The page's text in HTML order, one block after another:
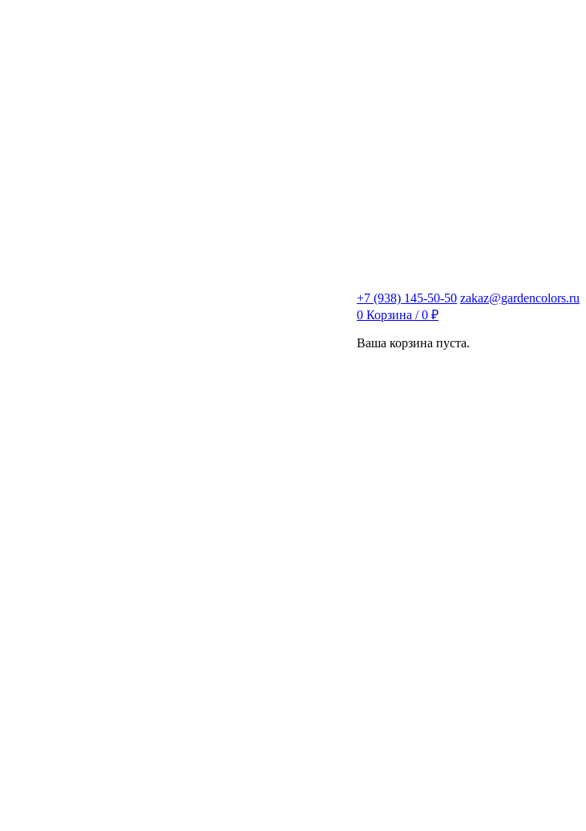
+7 (938) 145-50-50 zakaz@gardencolors.ru
0 Корзина /0 ₽
Ваша корзина пуста.